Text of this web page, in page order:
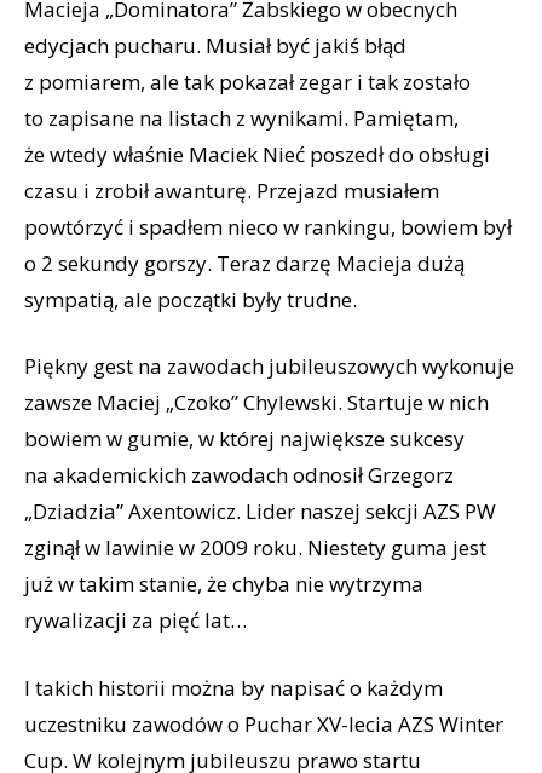
Macieja „Dominatora” Żabskiego w obecnych
edycjach pucharu. Musiał być jakiś błąd
z pomiarem, ale tak pokazał zegar i tak zostało
to zapisane na listach z wynikami. Pamiętam,
że wtedy właśnie Maciek Nieć poszedł do obsługi
czasu i zrobił awanturę. Przejazd musiałem
powtórzyć i spadłem nieco w rankingu, bowiem był
o 2 sekundy gorszy. Teraz darzę Macieja dużą
sympatią, ale początki były trudne.
Piękny gest na zawodach jubileuszowych wykonuje
zawsze Maciej „Czoko” Chylewski. Startuje w nich
bowiem w gumie, w której największe sukcesy
na akademickich zawodach odnosił Grzegorz
„Dziadzia” Axentowicz. Lider naszej sekcji AZS PW
zginął w lawinie w 2009 roku. Niestety guma jest
już w takim stanie, że chyba nie wytrzyma
rywalizacji za pięć lat…
I takich historii można by napisać o każdym
uczestniku zawodów o Puchar XV-lecia AZS Winter
Cup. W kolejnym jubileuszu prawo startu